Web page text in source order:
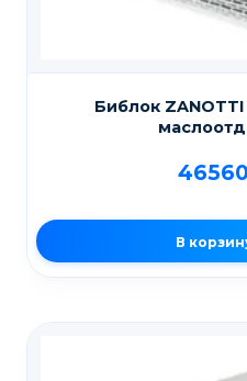
Библок ZANOTTI
В